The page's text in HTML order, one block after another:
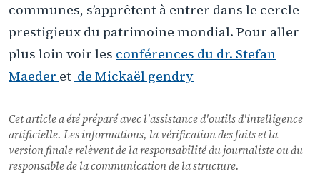
communes, s’apprêtent à entrer dans le cercle
prestigieux du patrimoine mondial. Pour aller
plus loin voir les conférences du dr. Stefan
Maeder et de Mickaël gendry
Cet article a été préparé avec l'assistance d'outils d'intelligence
artificielle. Les informations, la vérification des faits et la
version finale relèvent de la responsabilité du journaliste ou du
responsable de la communication de la structure.